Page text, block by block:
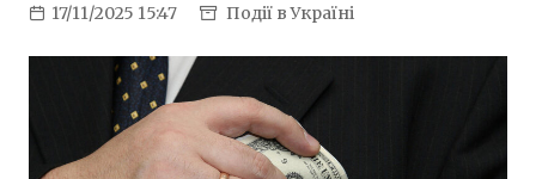
17/11/2025 15:47 Події в Україні